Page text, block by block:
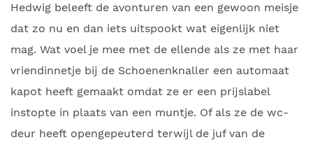
Hedwig beleeft de avonturen van een gewoon meisje
dat zo nu en dan iets uitspookt wat eigenlijk niet
mag. Wat voel je mee met de ellende als ze met haar
vriendinnetje bij de Schoenenknaller een automaat
kapot heeft gemaakt omdat ze er een prijslabel
instopte in plaats van een muntje. Of als ze de wc-
deur heeft opengepeuterd terwijl de juf van de